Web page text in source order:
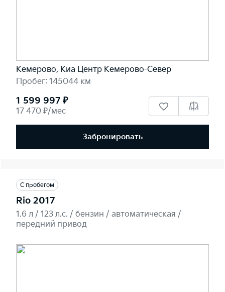
Кемерово, Киа Центр Кемерово-Север
Пробег: 145044 км
1 599 997 ₽
17 470 ₽/мес
Забронировать
С пробегом
Rio 2017
1.6 л / 123 л.c. / бензин / автоматическая /
передний привод